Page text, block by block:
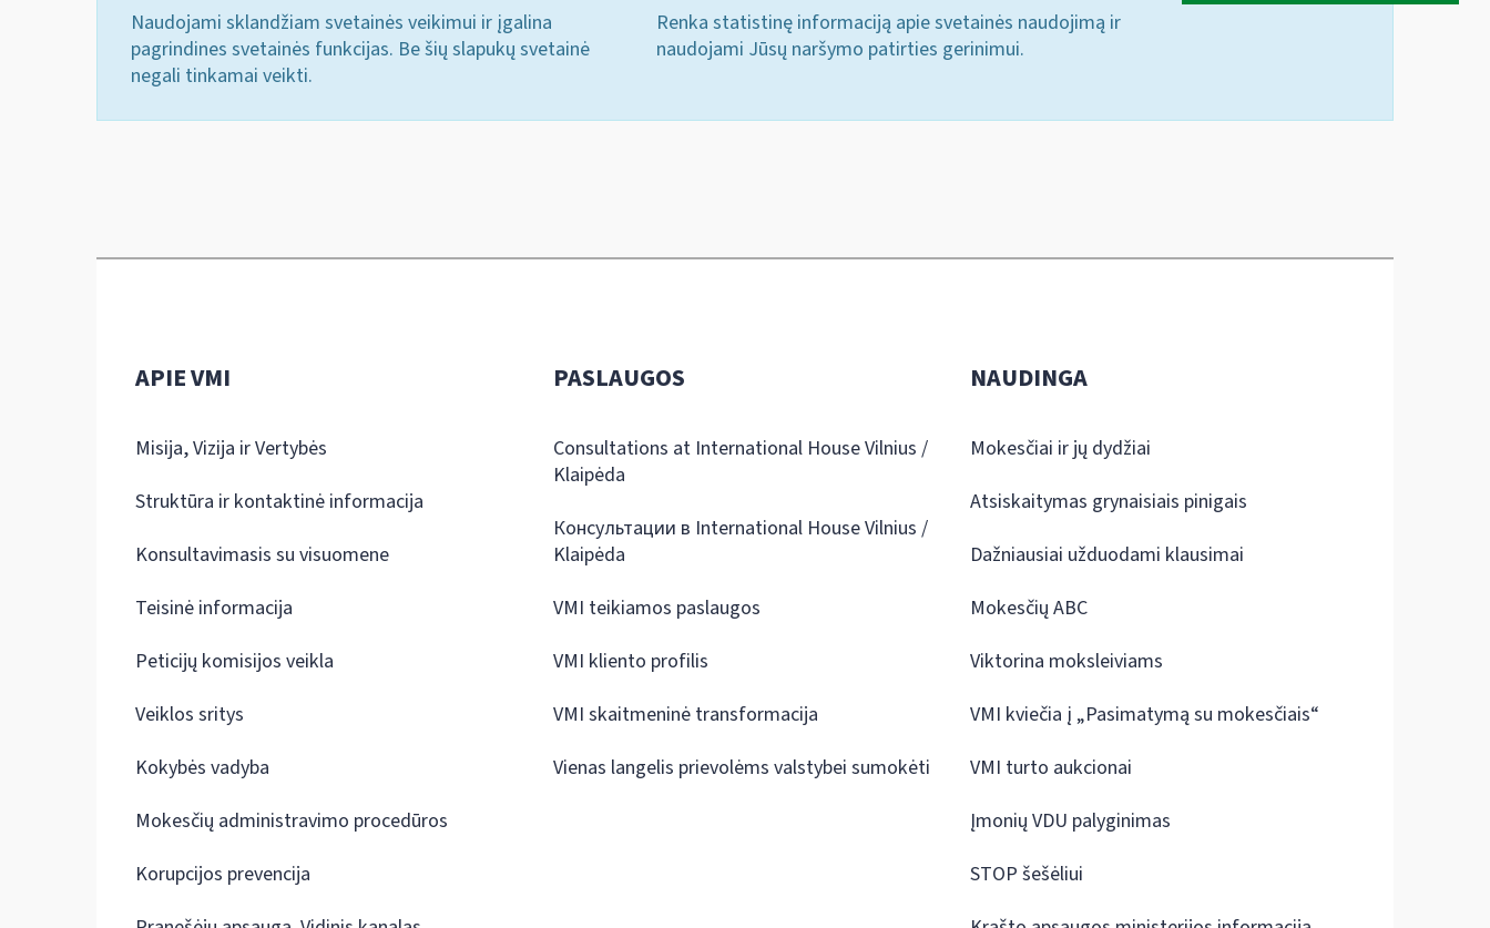
Naudojami sklandžiam svetainės veikimui ir įgalina
pagrindines svetainės funkcijas. Be šių slapukų svetainė
negali tinkamai veikti.
Renka statistinę informaciją apie svetainės naudojimą ir
naudojami Jūsų naršymo patirties gerinimui.
APIE VMI
Misija, Vizija ir Vertybės
Struktūra ir kontaktinė informacija
Konsultavimasis su visuomene
Teisinė informacija
Peticijų komisijos veikla
Veiklos sritys
Kokybės vadyba
Mokesčių administravimo procedūros
Korupcijos prevencija
PASLAUGOS
Consultations at International House Vilnius /
Klaipėda
Консультации в International House Vilnius /
Klaipėda
VMI teikiamos paslaugos
VMI kliento profilis
VMI skaitmeninė transformacija
Vienas langelis prievolėms valstybei sumokėti
NAUDINGA
Mokesčiai ir jų dydžiai
Atsiskaitymas grynaisiais pinigais
Dažniausiai užduodami klausimai
Mokesčių ABC
Viktorina moksleiviams
VMI kviečia į „Pasimatymą su mokesčiais“
VMI turto aukcionai
Įmonių VDU palyginimas
STOP šešėliui